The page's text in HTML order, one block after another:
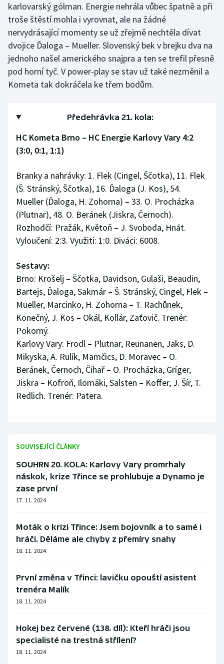
karlovarský gólman. Energie nehrála vůbec špatně a při
troše štěstí mohla i vyrovnat, ale na žádné
nervydrásající momenty se už zřejmě nechtěla dívat
dvojice Ďaloga – Mueller. Slovenský bek v brejku dva na
jednoho našel amerického snajpra a ten se trefil přesně
pod horní tyč. V power-play se stav už také nezměnil a
Kometa tak dokráčela ke třem bodům.
Předehrávka 21. kola:
HC Kometa Brno – HC Energie Karlovy Vary 4:2
(3:0, 0:1, 1:1)
Branky a nahrávky: 1. Flek (Cingel, Ščotka), 11. Flek
(Š. Stránský, Ščotka), 16. Ďaloga (J. Kos), 54.
Mueller (Ďaloga, H. Zohorna) – 33. O. Procházka
(Plutnar), 48. O. Beránek (Jiskra, Černoch).
Rozhodčí: Pražák, Květoň – J. Svoboda, Hnát.
Vyloučení: 2:3. Využití: 1:0. Diváci: 6008.
Sestavy:
Brno: Krošelj – Ščotka, Davidson, Gulaši, Beaudin,
Bartejs, Ďaloga, Sakmár – Š. Stránský, Cingel, Flek –
Mueller, Marcinko, H. Zohorna – T. Rachůnek,
Konečný, J. Kos – Okál, Kollár, Zaťovič. Trenér:
Pokorný.
Karlovy Vary: Frodl – Plutnar, Reunanen, Jaks, D.
Mikyska, A. Rulík, Mamčics, D. Moravec – O.
Beránek, Černoch, Čihař – O. Procházka, Gríger,
Jiskra – Kofroň, Ilomäki, Salsten – Koffer, J. Šír, T.
Redlich. Trenér: Patera.
SOUVISEJÍCÍ ČLÁNKY
SOUHRN 20. KOLA: Karlovy Vary promrhaly
náskok, krize Třince se prohlubuje a Dynamo je
zase první
17. 11. 2024
Moták o krizi Třince: Jsem bojovník a to samé i
hráči. Děláme ale chyby z přemíry snahy
18. 11. 2024
První změna v Třinci: lavičku opouští asistent
trenéra Malík
18. 11. 2024
Hokej bez červené (138. díl): Kteří hráči jsou
specialisté na trestná střílení?
18. 11. 2024